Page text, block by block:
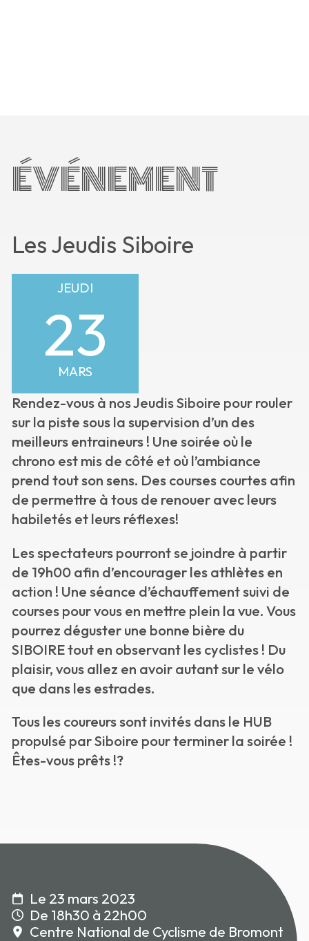
ÉVÉNEMENT
Les Jeudis Siboire
JEUDI
23
MARS
Rendez-vous à nos Jeudis Siboire pour rouler
sur la piste sous la supervision d’un des
meilleurs entraineurs ! Une soirée où le
chrono est mis de côté et où l’ambiance
prend tout son sens. Des courses courtes afin
de permettre à tous de renouer avec leurs
habiletés et leurs réflexes!
Les spectateurs pourront se joindre à partir
de 19h00 afin d’encourager les athlètes en
action ! Une séance d’échauffement suivi de
courses pour vous en mettre plein la vue. Vous
pourrez déguster une bonne bière du
SIBOIRE tout en observant les cyclistes ! Du
plaisir, vous allez en avoir autant sur le vélo
que dans les estrades.
Tous les coureurs sont invités dans le HUB
propulsé par Siboire pour terminer la soirée !
Êtes-vous prêts !?
Le 23 mars 2023
De 18h30 à 22h00
Centre National de Cyclisme de Bromont